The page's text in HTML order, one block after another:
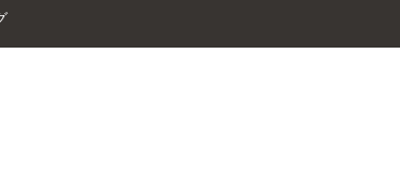
カーペットクリーナー｜シミトリ剤